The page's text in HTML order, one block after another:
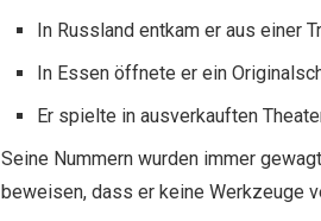
In Russland entkam er aus einer
In Essen öffnete er ein
Er spielte in ausverkauften
Seine Nummern wurden immer
beweisen, dass er keine Werkzeuge